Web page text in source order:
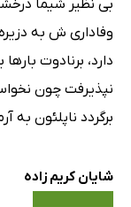
بی نظیر شیما
وفاداری ش به
دارد، برنادوت
نپذیرفت چون
برگردد ناپلئون
شایان کریم زاده